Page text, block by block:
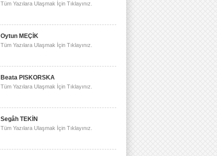
Tüm Yazılara Ulaşmak İçin Tıklayınız.
Oytun MEÇİK
Tüm Yazılara Ulaşmak İçin Tıklayınız.
Beata PISKORSKA
Tüm Yazılara Ulaşmak İçin Tıklayınız.
Segâh TEKİN
Tüm Yazılara Ulaşmak İçin Tıklayınız.